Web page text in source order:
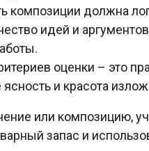
композиции должна
идей и
оценки – это
ясность и красота
или композицию,
запас и